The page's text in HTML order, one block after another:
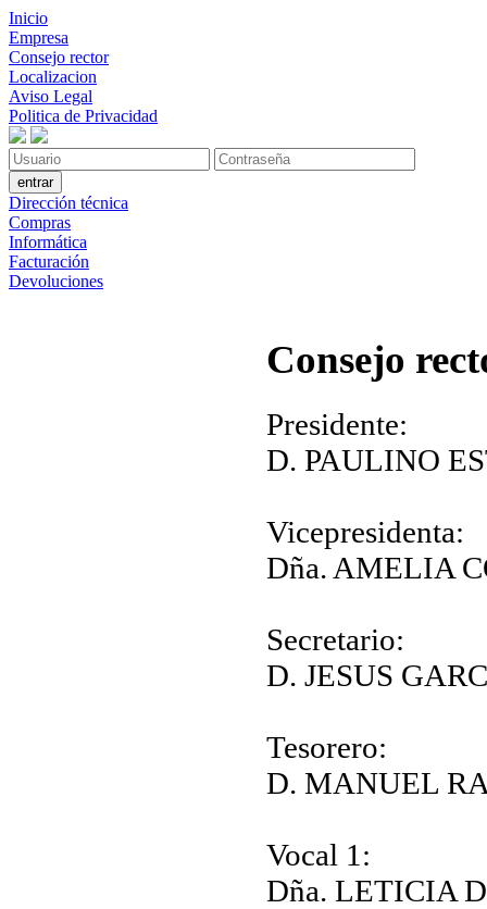
Inicio
Empresa
Consejo rector
Localizacion
Aviso Legal
Politica de Privacidad
Dirección técnica
Compras
Informática
Facturación
Devoluciones
Consejo
Presidente:
D. PAULINO
Vicepresidenta:
Dña. AMELIA
Secretario:
D. JESUS
Tesorero:
D. MANUEL
Vocal 1:
Dña. LETICIA